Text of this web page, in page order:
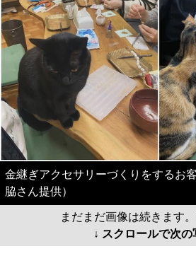
金継ぎアクセサリーづくりをするお
脇さん提供）
まだまだ画像は続きます。
↓ スクロールで次の